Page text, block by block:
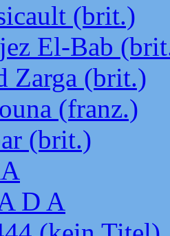
(brit.)
El-Bab
Zarga (brit.)
(franz.)
(brit.)
D A